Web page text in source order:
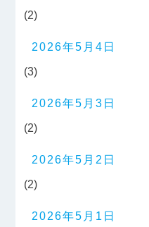
(2)
2026年5月4日
(3)
2026年5月3日
(2)
2026年5月2日
(2)
2026年5月1日